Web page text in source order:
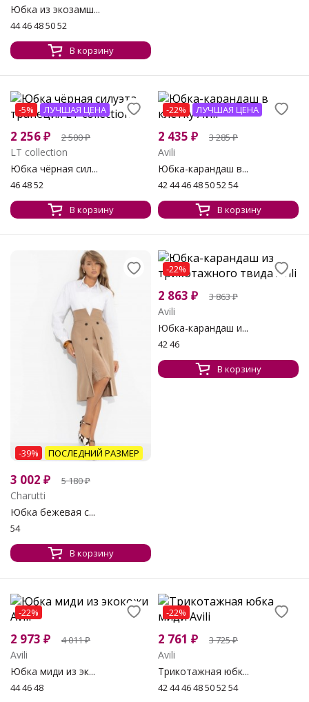
Юбка из экозамш...
44 46 48 50 52
В корзину
-5% ЛУЧШАЯ ЦЕНА
2 256₽ 2 500₽
LT collection
Юбка чёрная сил...
46 48 52
В корзину
-22% ЛУЧШАЯ ЦЕНА
2 435 ₽ 3 285₽
Avili
Юбка-карандаш в...
42 44 46 48 50 52 54
В корзину
-39% ПОСЛЕДНИЙ РАЗМЕР
3 002 ₽ 5 180₽
Charutti
Юбка бежевая с...
54
В корзину
-22%
2 863 ₽ 3 863₽
Avili
Юбка-карандаш и...
42 46
В корзину
-22%
2 973 ₽ 4 011₽
Avili
Юбка миди из эк...
44 46 48
-22%
2 761 ₽ 3 725₽
Avili
Трикотажная юбк...
42 44 46 48 50 52 54